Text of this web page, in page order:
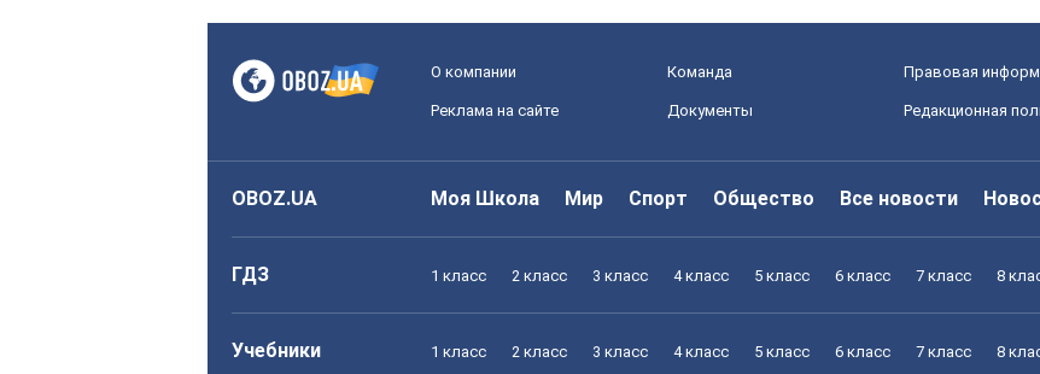
О компании Команда Правовая
Реклама на сайте Документы Редакционная
OBOZ.UA Моя Школа Мир Спорт Общество Все новости
ГДЗ 1 класс 2 класс 3 класс 4 класс 5 класс 6 класс 7 класс 8
Учебники 1 класс 2 класс 3 класс 4 класс 5 класс 6 класс 7 класс 8